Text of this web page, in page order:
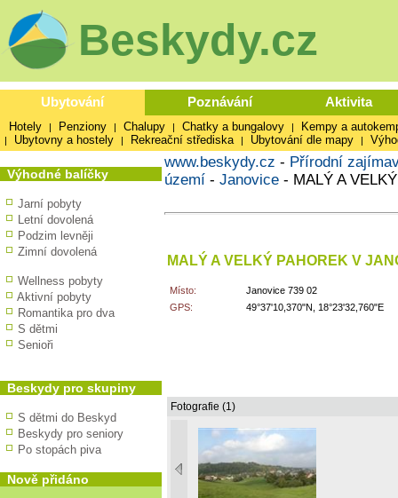
Beskydy.cz
Ubytování Poznávání Aktivita
Hotely | Penziony | Chalupy | Chatky a bungalovy | Kempy a
| Ubytovny a hostely | Rekreační střediska | Ubytování dle mapy |
Výhodné balíčky
Jarní pobyty
Letní dovolená
Podzim levněji
Zimní dovolená
Wellness pobyty
Aktivní pobyty
Romantika pro dva
S dětmi
Senioři
Beskydy pro skupiny
S dětmi do Beskyd
Beskydy pro seniory
Po stopách piva
Nově přidáno
www.beskydy.cz - Přírodní
území - Janovice - MALÝ A
MALÝ A VELKÝ PAHOREK V
Místo:
Janovice 739 02
GPS:
49°37'10,370"N, 18°23'32,760"E
Fotografie (1)